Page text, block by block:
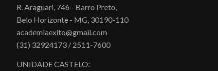
R. Araguari, 746 - Barro Preto,
Belo Horizonte - MG, 30190-110
academiaexito@gmail.com
(31) 32924173 / 2511-7600
UNIDADE CASTELO: